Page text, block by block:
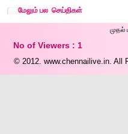
மேலும் பல செய்திகள்
முதல்
No of Viewers : 1
© 2012. www.chennailive.in. All